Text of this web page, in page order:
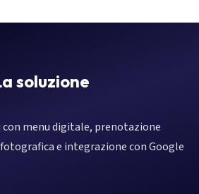
soluzione
menu digitale, prenotazione
e integrazione con Google